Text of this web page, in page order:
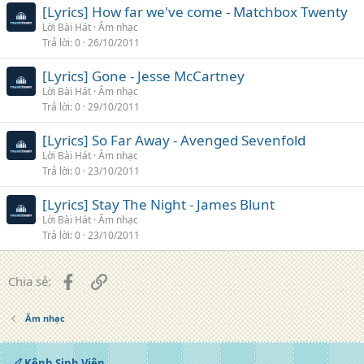
[Lyrics] How far we've come - Matchbox Twenty
Lời Bài Hát Âm nhạc
Trả lời 0 26/10/2011
[Lyrics] Gone - Jesse McCartney
Lời Bài Hát Âm nhạc
Trả lời 0 29/10/2011
[Lyrics] So Far Away - Avenged Sevenfold
Lời Bài Hát Âm nhạc
Trả lời 0 23/10/2011
[Lyrics] Stay The Night - James Blunt
Lời Bài Hát Âm nhạc
Trả lời 0 23/10/2011
Chia sẻ: FacebookLiên kết
Âm nhạc